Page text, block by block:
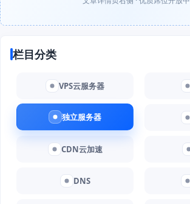
栏目分类
VPS云服务器
独立服务器
CDN云加速
DNS